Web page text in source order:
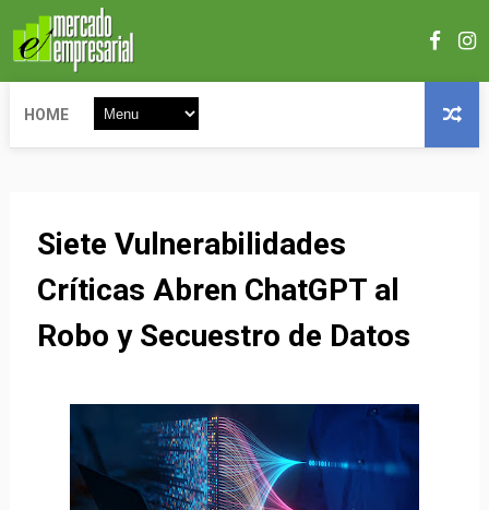
HOME
Siete Vulnerabilidades
Críticas Abren ChatGPT al
Robo y Secuestro de Datos